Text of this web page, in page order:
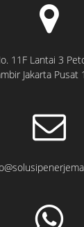
11F Lantai 3
Jakarta Pusat